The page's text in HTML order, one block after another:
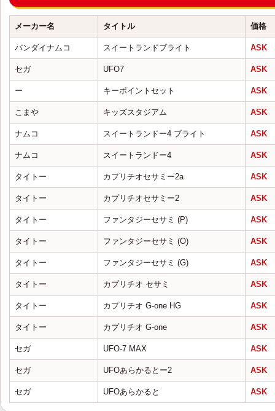
メーカー名 タイトル 価格
バンダイナムコ スイートランドブライト ASK
セガ UFO7 ASK
ー キーポイントセット ASK
こまや キッズスタジアム ASK
ナムコ スイートランドー4 ブライト ASK
ナムコ スイートランドー4 ASK
タイトー カプリチオセサミー2a ASK
タイトー カプリチオセサミー2 ASK
タイトー ファンタジーセサミ (P) ASK
タイトー ファンタジーセサミ (O) ASK
タイトー ファンタジーセサミ (G) ASK
タイトー カプリチオ セサミ ASK
タイトー カプリチオ G-one HG ASK
タイトー カプリチオ G-one ASK
セガ UFO-7 MAX ASK
セガ UFOあらかるとー2 ASK
セガ UFOあらかると ASK